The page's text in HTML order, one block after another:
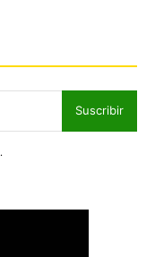
Suscribir
.